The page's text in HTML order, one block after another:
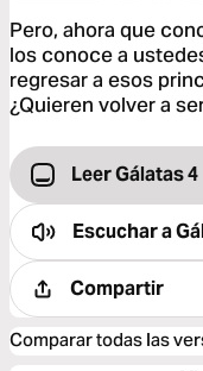
Pero, ahora que
los conoce a
regresar a esos
¿Quieren volver a
Leer Gálatas 4
Escuchar a
Compartir
Comparar todas las